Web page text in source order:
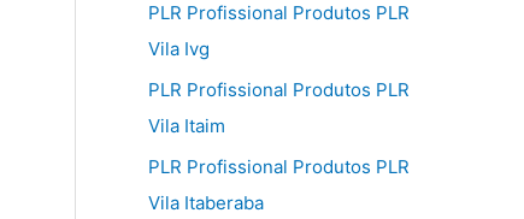
PLR Profissional Produtos PLR
Vila Ivg
PLR Profissional Produtos PLR
Vila Itaim
PLR Profissional Produtos PLR
Vila Itaberaba